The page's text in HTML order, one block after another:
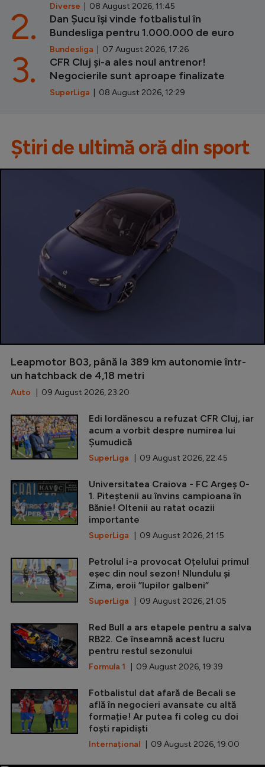
Diverse | 08 August 2026, 11:45
Dan Șucu își vinde fotbalistul în
Bundesliga pentru 1.000.000 de euro
Bundesliga | 07 August 2026, 17:26
2.
CFR Cluj și-a ales noul antrenor!
Negocierile sunt aproape finalizate
SuperLiga | 08 August 2026, 12:29
3.
Știri de ultimă oră din sport
Leapmotor B03, până la 389 km autonomie într-
un hatchback de 4,18 metri
Auto | 09 August 2026, 23:20
Edi Iordănescu a refuzat CFR Cluj, iar
acum a vorbit despre numirea lui
Șumudică
SuperLiga | 09 August 2026, 22:45
Universitatea Craiova - FC Argeș 0-
1. Piteștenii au învins campioana în
Bănie! Oltenii au ratat ocazii
importante
SuperLiga | 09 August 2026, 21:15
Petrolul i-a provocat Oțelului primul
eșec din noul sezon! Nlundulu și
Zima, eroii ”lupilor galbeni”
SuperLiga | 09 August 2026, 21:05
Red Bull a ars etapele pentru a salva
RB22. Ce înseamnă acest lucru
pentru restul sezonului
Formula 1 | 09 August 2026, 19:39
Fotbalistul dat afară de Becali se
află în negocieri avansate cu altă
formație! Ar putea fi coleg cu doi
foști rapidiști
Internațional | 09 August 2026, 19:00